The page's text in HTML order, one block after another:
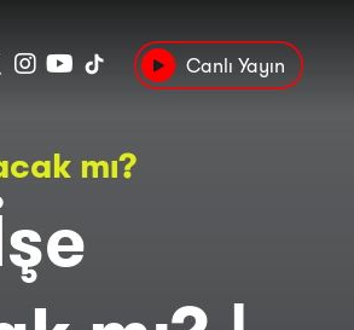
Tarih
Canlı Yayın
mı?